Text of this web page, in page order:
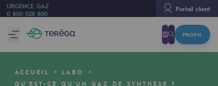
URGENCE GAZ
0 800 028 800
Portail client
PROFIL
Nous sommes
80 ans d'histoire
ACCUEIL
LABO
QU'EST-CE QU'UN GAZ DE SYNTHÈSE ?